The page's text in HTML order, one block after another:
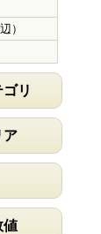
）
リ
ア
値